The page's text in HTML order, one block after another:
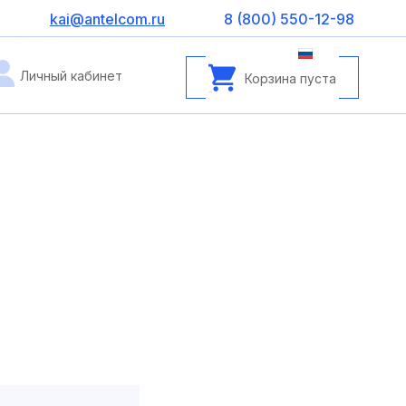
8 (800) 550-12-98
kai@antelcom.ru
Корзина пуста
Личный кабинет